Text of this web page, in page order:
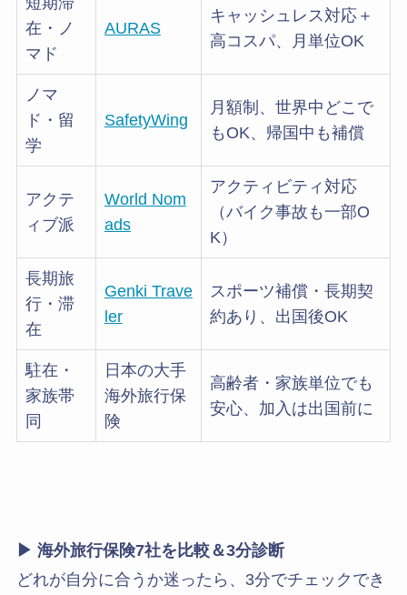
在・ノ
マド
AURAS
キャッシュレス対応＋
高コスパ、月単位OK
ノマ
ド・留
学
SafetyWing
月額制、世界中どこで
もOK、帰国中も補償
アクテ
ィブ派
World Nom
ads
アクティビティ対応
（バイク事故も一部O
K）
長期旅
行・滞
在
Genki Trave
ler
スポーツ補償・長期契
約あり、出国後OK
駐在・
家族帯
同
日本の大手
海外旅行保
険
高齢者・家族単位でも
安心、加入は出国前に
▶︎ 海外旅行保険7社を比較＆3分診断
どれが自分に合うか迷ったら、3分でチェックでき